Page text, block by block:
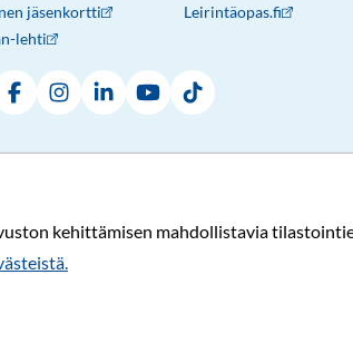
kehittämisen mahdollistavia
jäsenkortti
lehti
Leirintäopas.fi
FacebookInstagramLinkedInYouTubeTikTok
© Karavaanarit 2026